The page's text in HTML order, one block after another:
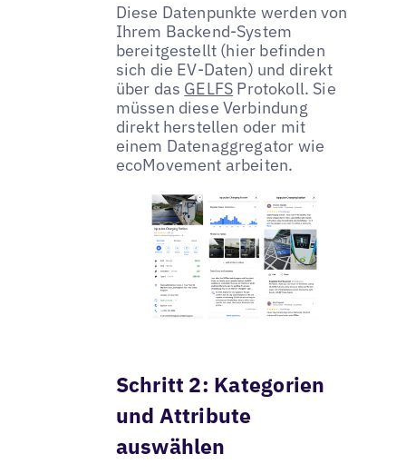
Diese Datenpunkte werden von
Ihrem Backend-System
bereitgestellt (hier befinden
sich die EV-Daten) und direkt
über das GELFS Protokoll. Sie
müssen diese Verbindung
direkt herstellen oder mit
einem Datenaggregator wie
ecoMovement arbeiten.
Schritt 2: Kategorien
und Attribute
auswählen